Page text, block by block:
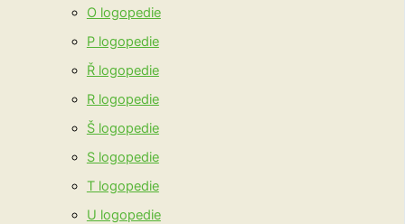
O logopedie
P logopedie
Ř logopedie
R logopedie
Š logopedie
S logopedie
T logopedie
U logopedie